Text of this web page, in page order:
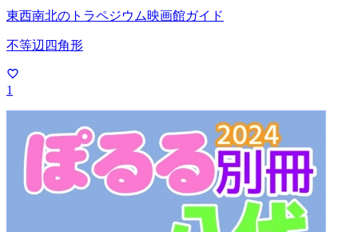
東西南北のトラペジウム映画館ガイド
不等辺四角形
1